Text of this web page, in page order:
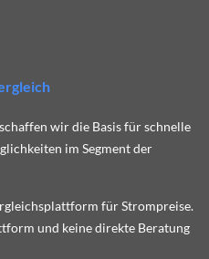
wir die Basis für schnelle
im Segment der
für Strompreise.
und keine direkte Beratung